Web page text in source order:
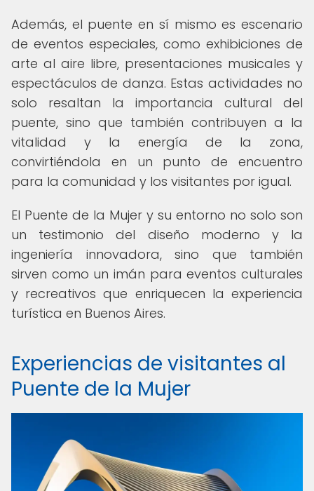
Además, el puente en sí mismo es escenario
de eventos especiales, como exhibiciones de
arte al aire libre, presentaciones musicales y
espectáculos de danza. Estas actividades no
solo resaltan la importancia cultural del
puente, sino que también contribuyen a la
vitalidad y la energía de la zona,
convirtiéndola en un punto de encuentro
para la comunidad y los visitantes por igual.
El Puente de la Mujer y su entorno no solo son
un testimonio del diseño moderno y la
ingeniería innovadora, sino que también
sirven como un imán para eventos culturales
y recreativos que enriquecen la experiencia
turística en Buenos Aires.
Experiencias de visitantes al
Puente de la Mujer